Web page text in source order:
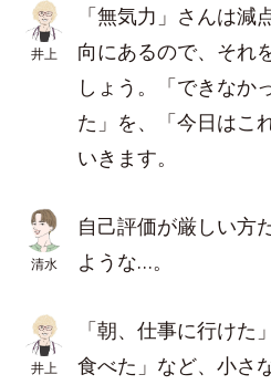
井上
「無気力」さんは減
向にあるので、それ
しょう。「できなか
た」を、「今日はこ
いきます。
清水
自己評価が厳しい方
ような…。
井上
「朝、仕事に行けた
食べた」など、小さ